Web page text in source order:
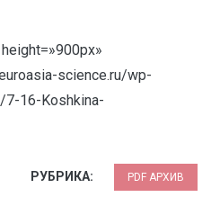
science.ru/wp-
16-Koshkina-
РУБРИКА: PDF АРХИВ